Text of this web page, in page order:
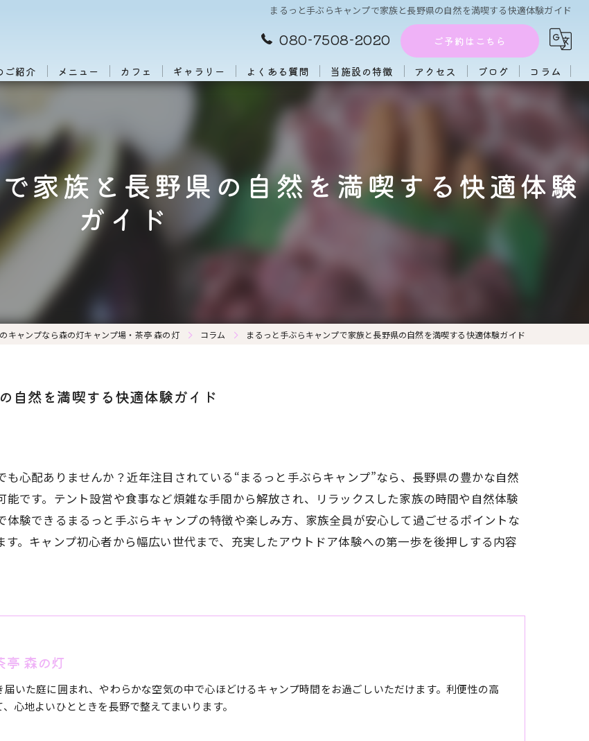
まるっと手ぶらキャンプで家族と長野県の自然を満喫する快適体験ガイド
080-7508-2020 ご予約はこちら
ご紹介 メニュー カフェ ギャラリー よくある質問 当施設の特徴
団体
アクセス ブログ コラム
家族と長野県の自然を満喫する快適体験
ガイド
キャンプなら森の灯キャンプ場・茶亭 森の灯 コラム まるっと手ぶらキャンプで家族と長野県の自然を満喫する快適体験ガイド
自然を満喫する快適体験ガイド
心配ありませんか？近年注目されている“まるっと手ぶらキャンプ”なら、長野県の豊かな自然
です。テント設営や食事など煩雑な手間から解放され、リラックスした家族の時間や自然体験
験できるまるっと手ぶらキャンプの特徴や楽しみ方、家族全員が安心して過ごせるポイントな
。キャンプ初心者から幅広い世代まで、充実したアウトドア体験への第一歩を後押しする内容
亭 森の灯
いた庭に囲まれ、やわらかな空気の中で心ほどけるキャンプ時間をお過ごしいただけます。利便性の高
心地よいひとときを長野で整えてまいります。